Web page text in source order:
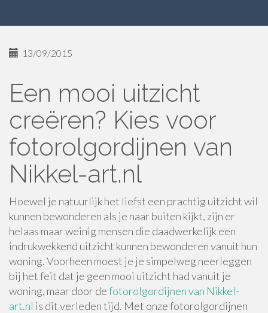
13/09/2015
Een mooi uitzicht
creëren? Kies voor
fotorolgordijnen van
Nikkel-art.nl
Hoewel je natuurlijk het liefst een prachtig uitzicht wil
kunnen bewonderen als je naar buiten kijkt, zijn er
helaas maar weinig mensen die daadwerkelijk een
indrukwekkend uitzicht kunnen bewonderen vanuit hun
woning. Voorheen moest je je simpelweg neerleggen
bij het feit dat je geen mooi uitzicht had vanuit je
woning, maar door defotorolgordijnen van Nikkel-
art.nl is dit verleden tijd. Met onze fotorolgordijnen